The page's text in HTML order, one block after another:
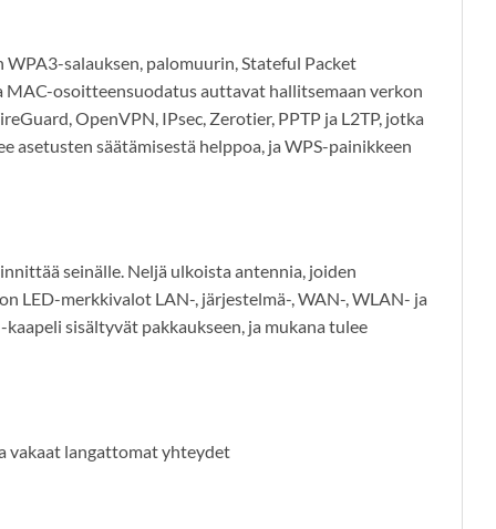
salauksen, palomuurin, Stateful Packet
MAC-osoitteensuodatus auttavat hallitsemaan verkon
OpenVPN, IPsec, Zerotier, PPTP ja L2TP, jotka
säätämisestä helppoa, ja WPS-painikkeen
seinälle. Neljä ulkoista antennia, joiden
LED-merkkivalot LAN-, järjestelmä-, WAN-, WLAN- ja
sisältyvät pakkaukseen, ja mukana tulee
vakaat langattomat yhteydet